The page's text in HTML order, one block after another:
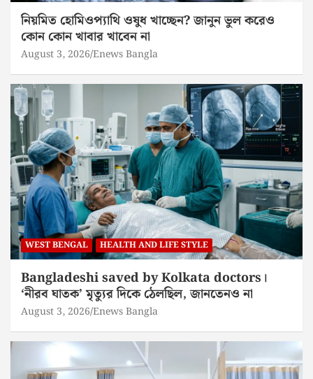
নিয়মিত হোমিওপ্যাথি ওষুধ খাচ্ছেন? জানুন ভুল করেও
কোন কোন খাবার খাবেন না
August 3, 2026 Enews Bangla
WEST BENGAL HEALTH AND LIFE STYLE
Bangladeshi saved by Kolkata doctors।
‘নীরব ঘাতক’ মৃত্যুর দিকে ঠেলছিল, জানতেনও না
August 3, 2026 Enews Bangla